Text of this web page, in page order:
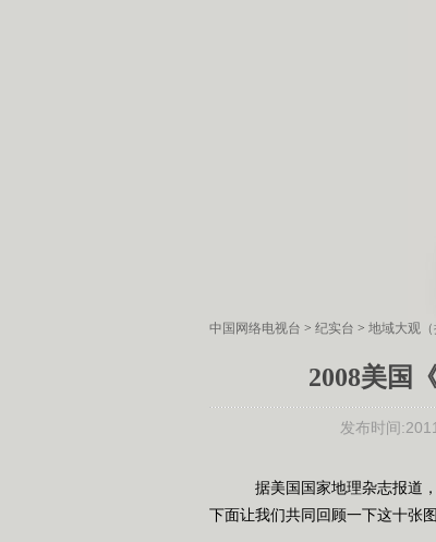
中国网络电视台 > 纪实台 > 地域大观（
2008美国
发布时间:
据美国国家地理杂志报道，临
下面让我们共同回顾一下这十张图